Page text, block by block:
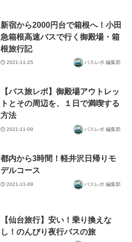
新宿から2000円台で箱根へ！小田
急箱根高速バスで行く御殿場・箱
根旅行記
2021-11-25 バスレポ 編集部
【バス旅レポ】御殿場アウトレッ
トとその周辺を、１日で満喫する
方法
2021-11-09 バスレポ 編集部
都内から3時間！軽井沢日帰りモ
デルコース
2021-11-09 バスレポ 編集部
【仙台旅行】安い！乗り換えな
し！のんびり夜行バスの旅